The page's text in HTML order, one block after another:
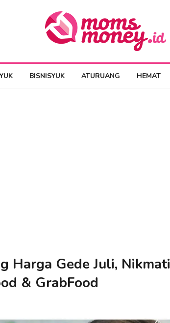
BISNISYUK ATURUANG HEMAT
Harga Gede Juli, Nikmati
& GrabFood